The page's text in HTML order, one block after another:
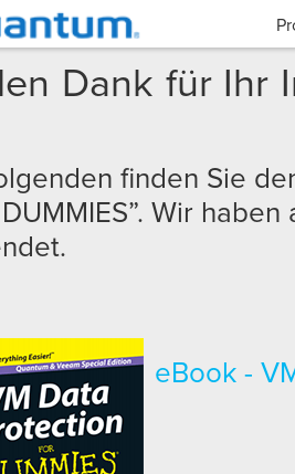
Dank für Ihr
finden Sie
Wir
eBook -